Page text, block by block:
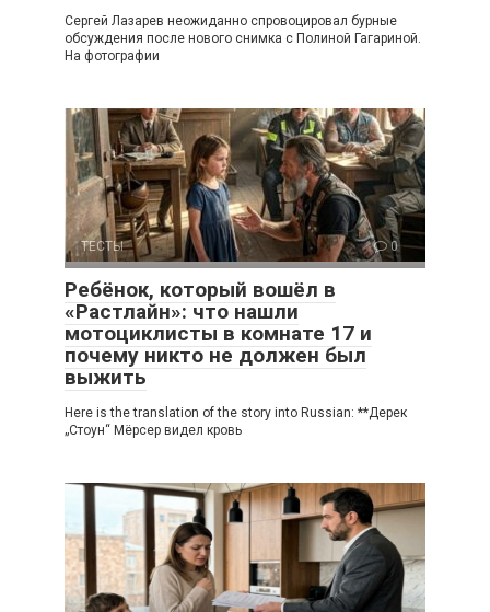
Сергей Лазарев неожиданно спровоцировал бурные
обсуждения после нового снимка с Полиной Гагариной.
На фотографии
ТЕСТЫ 0
Ребёнок, который вошёл в
«Растлайн»: что нашли
мотоциклисты в комнате 17 и
почему никто не должен был
выжить
Here is the translation of the story into Russian: **Дерек
„Стоун“ Мёрсер видел кровь